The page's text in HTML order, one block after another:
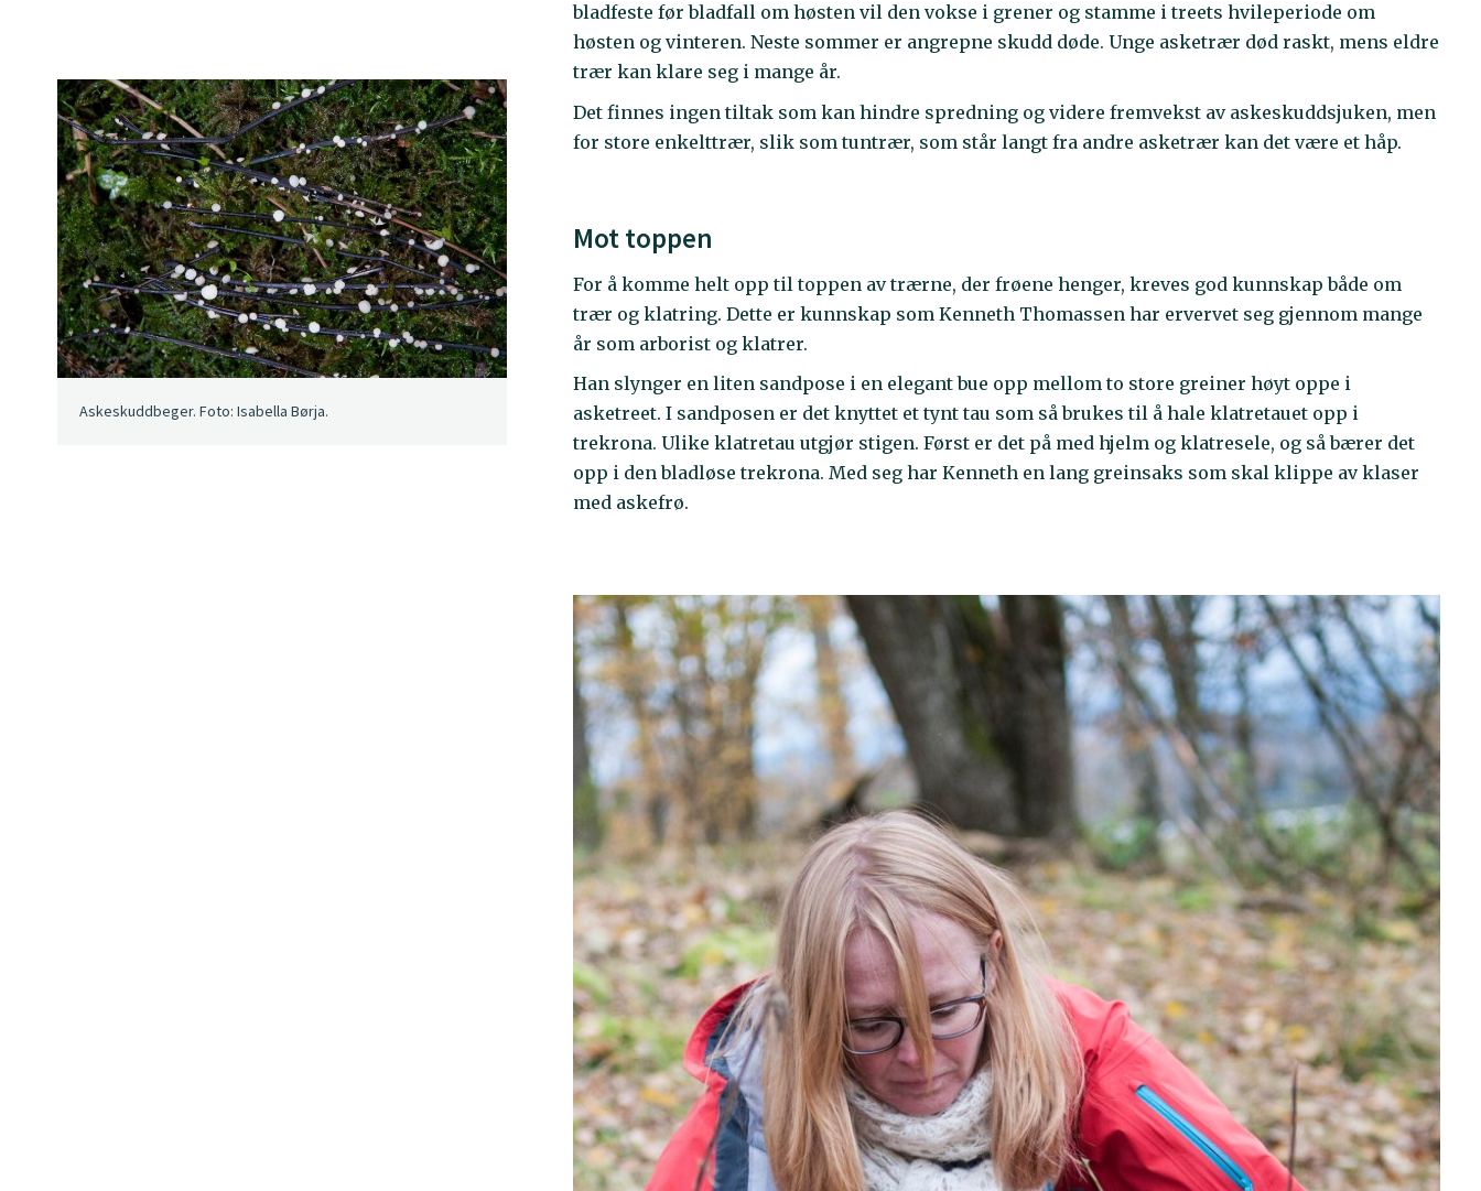
bladfeste før bladfall om høsten vil den vokse i grener og stamme i treets hvileperiode om
høsten og vinteren. Neste sommer er angrepne skudd døde. Unge asketrær død raskt, mens eldre
trær kan klare seg i mange år.
Det finnes ingen tiltak som kan hindre spredning og videre fremvekst av askeskuddsjuken, men
for store enkelttrær, slik som tuntrær, som står langt fra andre asketrær kan det være et håp.
Mot toppen
For å komme helt opp til toppen av trærne, der frøene henger, kreves god kunnskap både om
trær og klatring. Dette er kunnskap som Kenneth Thomassen har ervervet seg gjennom mange
år som arborist og klatrer.
Han slynger en liten sandpose i en elegant bue opp mellom to store greiner høyt oppe i
asketreet. I sandposen er det knyttet et tynt tau som så brukes til å hale klatretauet opp i
trekrona. Ulike klatretau utgjør stigen. Først er det på med hjelm og klatresele, og så bærer det
opp i den bladløse trekrona. Med seg har Kenneth en lang greinsaks som skal klippe av klaser
med askefrø.
Askeskuddbeger. Foto: Isabella Børja.